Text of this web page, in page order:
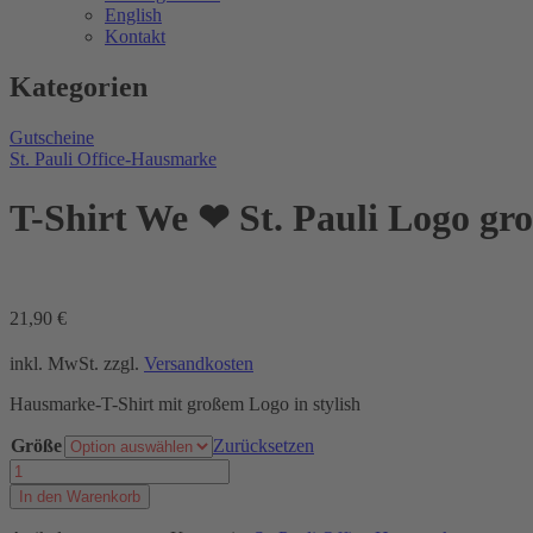
English
Kontakt
Kategorien
Gutscheine
St. Pauli Office-Hausmarke
T-Shirt We ❤ St. Pauli Logo
21,90 €
inkl. MwSt. zzgl. Versandkosten
Hausmarke-T-Shirt mit großem Logo in stylish
Größe
Zurücksetzen
T-
Shirt
We
In den Warenkorb